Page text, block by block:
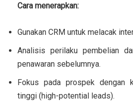
Cara menerapkan:
Gunakan CRM untuk melacak
Analisis perilaku pembelian
penawaran sebelumnya.
Fokus pada prospek dengan
tinggi (high-potential leads).